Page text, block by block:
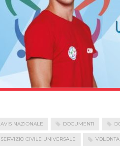
AVIS NAZIONALE DOCUMENTI
SERVIZIO CIVILE UNIVERSALE